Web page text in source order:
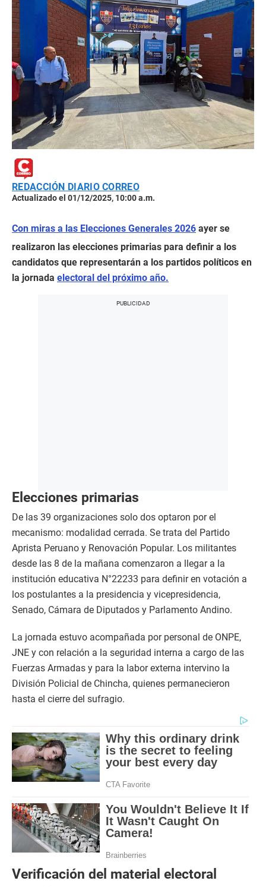
REDACCIÓN DIARIO CORREO
Actualizado el 01/12/2025, 10:00 a.m.
Con miras a las Elecciones Generales 2026 ayer se
realizaron las elecciones primarias para definir a los
candidatos que representarán a los partidos políticos en
la jornada electoral del próximo año.
Elecciones primarias
De las 39 organizaciones solo dos optaron por el
mecanismo: modalidad cerrada. Se trata del Partido
Aprista Peruano y Renovación Popular. Los militantes
desde las 8 de la mañana comenzaron a llegar a la
institución educativa N°22233 para definir en votación a
los postulantes a la presidencia y vicepresidencia,
Senado, Cámara de Diputados y Parlamento Andino.
La jornada estuvo acompañada por personal de ONPE,
JNE y con relación a la seguridad interna a cargo de las
Fuerzas Armadas y para la labor externa intervino la
División Policial de Chincha, quienes permanecieron
hasta el cierre del sufragio.
Verificación del material electoral